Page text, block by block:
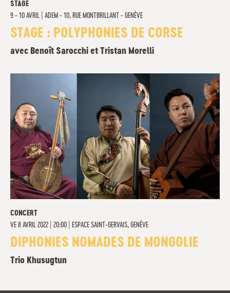
STAGE
9 - 10 AVRIL
ADEM - 10, RUE MONTBRILLANT - GENÈVE
STAGE : POLYPHONIES DE CORSE
avec Benoît Sarocchi et Tristan Morelli
CONCERT
VE 8 AVRIL 2022 | 20:00 ESPACE SAINT-GERVAIS, GENÈVE
DIPHONIES NOMADES DE MONGOLIE
Trio Khusugtun